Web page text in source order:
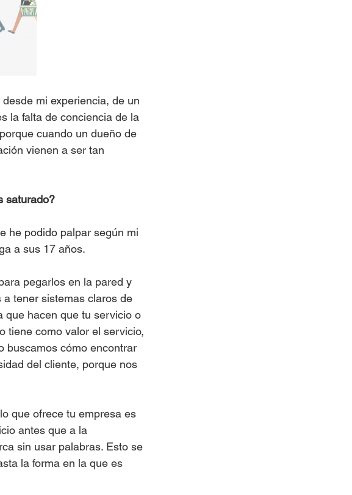
mi experiencia, de un
la falta de conciencia de la
cuando un dueño de
vienen a ser tan
saturado?
he podido palpar según mi
a sus 17 años.
pegarlos en la pared y
tener sistemas claros de
que hacen que tu servicio o
tiene como valor el servicio,
buscamos cómo encontrar
del cliente, porque nos
que ofrece tu empresa es
antes que a la
sin usar palabras. Esto se
la forma en la que es